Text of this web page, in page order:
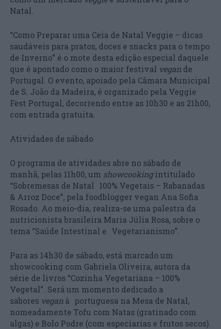
Natal.
“Como Preparar uma Ceia de Natal Veggie – dicas
saudáveis para pratos, doces e snacks para o tempo
de Inverno” é o mote desta edição especial daquele
que é apontado como o maior festival vegan de
Portugal. O evento, apoiado pela Câmara Municipal
de S. João da Madeira, é organizado pela Veggie
Fest Portugal, decorrendo entre as 10h30 e as 21h00,
com entrada gratuita.​
Atividades de sábado
O programa de atividades abre no sábado de
manhã, pelas 11h00, um showcookingintitulado
“Sobremesas de Natal 100% Vegetais – Rabanadas
& Arroz Doce”, pela foodblogger vegan Ana Sofia
Rosado. Ao meio-dia, realiza-se uma palestra da
nutricionista brasileira Maria Júlia Rosa, sobre o
tema “Saúde Intestinal e Vegetarianismo”.
Para as 14h30 de sábado, está marcado um
showcooking com Gabriela Oliveira, autora da
série de livros “Cozinha Vegetariana – 100%
Vegetal”. Será um momento dedicado a
sabores vegan à portuguesa na Mesa de Natal,
nomeadamente Tofu com Natas (gratinado com
algas) e Bolo Podre (com especiarias e frutos secos).